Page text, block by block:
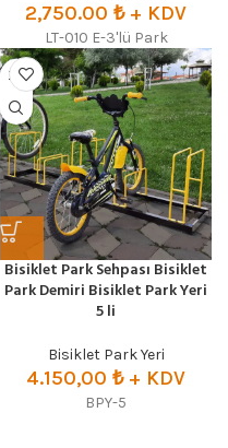
2,750.00 ₺+ KDV
LT-010 E-3'lü Park
Bisiklet Park Sehpası Bisiklet
Park Demiri Bisiklet Park Yeri
5 li
Bisiklet Park Yeri
4.150,00 ₺ + KDV
BPY-5